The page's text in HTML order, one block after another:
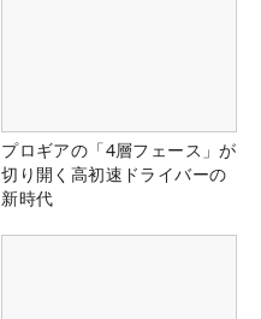
プロギアの「4層フェース」が
切り開く高初速ドライバーの
新時代